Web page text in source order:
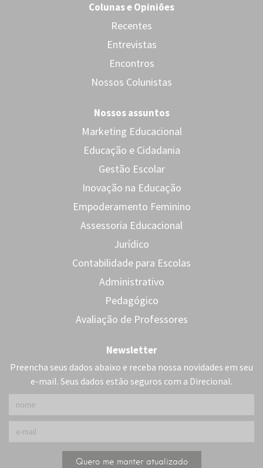
Colunas e Opiniões
Recentes
Entrevistas
Encontros
Nossos Colunistas
Nossos assuntos
Marketing Educacional
Educação e Cidadania
Gestão Escolar
Inovação na Educação
Empoderamento Feminino
Assessoria Educacional
Jurídico
Contabilidade para Escolas
Administrativo
Pedagógico
Avaliação de Professores
Newsletter
Preencha seus dados abaixo e receba nossa novidades em seu
e-mail. Seus dados estão seguros com a Direcional.